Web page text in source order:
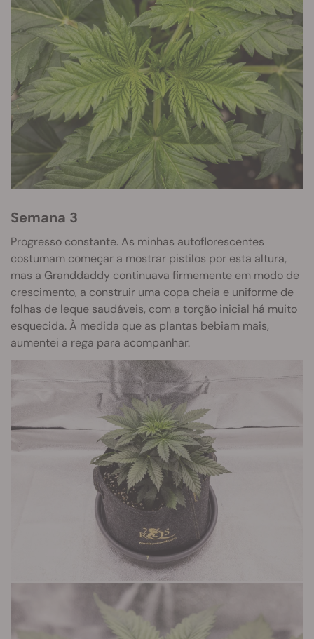
Semana 3
Progresso constante. As minhas autoflorescentes
costumam começar a mostrar pistilos por esta altura,
mas a Granddaddy continuava firmemente em modo de
crescimento, a construir uma copa cheia e uniforme de
folhas de leque saudáveis, com a torção inicial há muito
esquecida. À medida que as plantas bebiam mais,
aumentei a rega para acompanhar.